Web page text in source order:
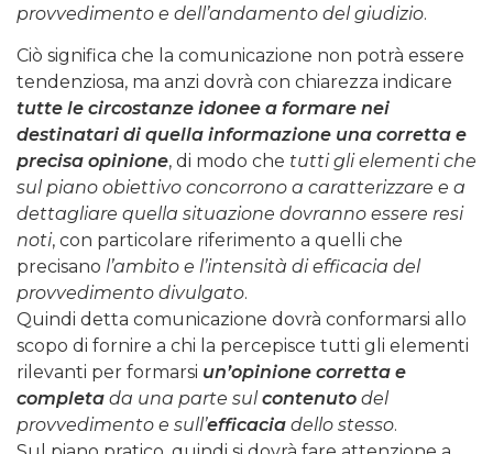
provvedimento e dell’andamento del giudizio.
Ciò significa che la comunicazione non potrà essere
tendenziosa, ma anzi dovrà con chiarezza indicare
tutte le circostanze idonee a formare nei
destinatari di quella informazione una corretta e
precisa opinione, di modo che tutti gli elementi che
sul piano obiettivo concorrono a caratterizzare e a
dettagliare quella situazione dovranno essere resi
noti, con particolare riferimento a quelli che
precisano l’ambito e l’intensità di efficacia del
provvedimento divulgato.
Quindi detta comunicazione dovrà conformarsi allo
scopo di fornire a chi la percepisce tutti gli elementi
rilevanti per formarsi un’opinione corretta e
completa da una parte sul contenuto del
provvedimento e sull’efficacia dello stesso.